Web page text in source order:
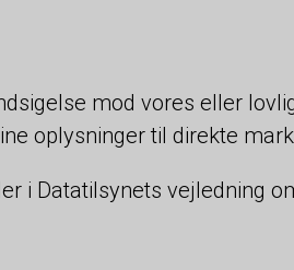
mod vores eller
oplysninger til direkte
i Datatilsynets vejledning